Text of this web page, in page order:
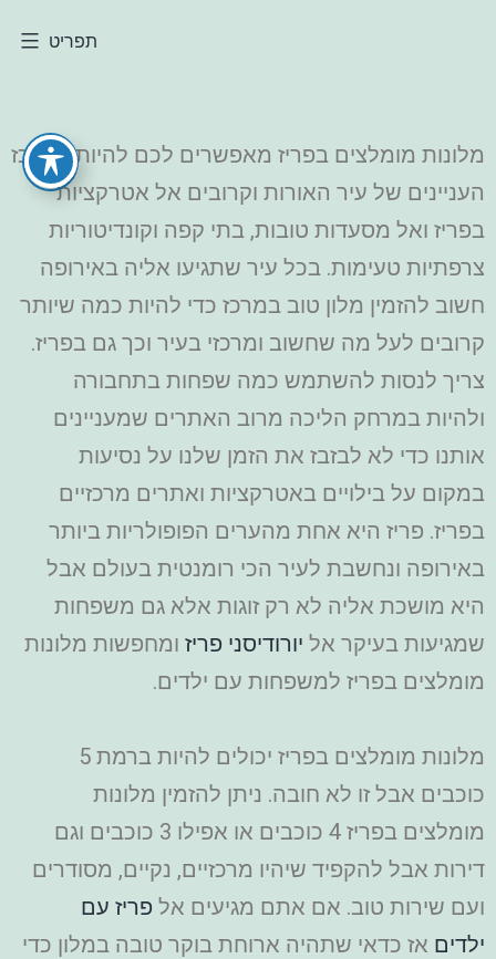
תפריט
מלונות מומלצים בפריז מאפשרים לכם להיות במרכז
העניינים של עיר האורות וקרובים אל אטרקציות
בפריז ואל מסעדות טובות, בתי קפה וקונדיטוריות
צרפתיות טעימות. בכל עיר שתגיעו אליה באירופה
חשוב להזמין מלון טוב במרכז כדי להיות כמה שיותר
קרובים לעל מה שחשוב ומרכזי בעיר וכך גם בפריז.
צריך לנסות להשתמש כמה שפחות בתחבורה
ולהיות במרחק הליכה מרוב האתרים שמעניינים
אותנו כדי לא לבזבז את הזמן שלנו על נסיעות
במקום על בילויים באטרקציות ואתרים מרכזיים
בפריז. פריז היא אחת מהערים הפופולריות ביותר
באירופה ונחשבת לעיר הכי רומנטית בעולם אבל
היא מושכת אליה לא רק זוגות אלא גם משפחות
שמגיעות בעיקר אל יורודיסני פריז ומחפשות מלונות
מומלצים בפריז למשפחות עם ילדים.
מלונות מומלצים בפריז יכולים להיות ברמת 5
כוכבים אבל זו לא חובה. ניתן להזמין מלונות
מומלצים בפריז 4 כוכבים או אפילו 3 כוכבים וגם
דירות אבל להקפיד שיהיו מרכזיים, נקיים, מסודרים
ועם שירות טוב. אם אתם מגיעים אל פריז עם
ילדים אז כדאי שתהיה ארוחת בוקר טובה במלון כדי